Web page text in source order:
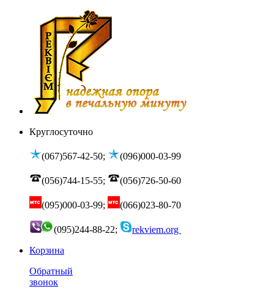
Круглосуточно
(067)567-42-50; (096)000-03-99
(056)744-15-55; (056)726-50-60
(095)000-03-99; (066)023-80-70
(095)244-88-22;
rekviem.org
Корзина
Обратный
звонок